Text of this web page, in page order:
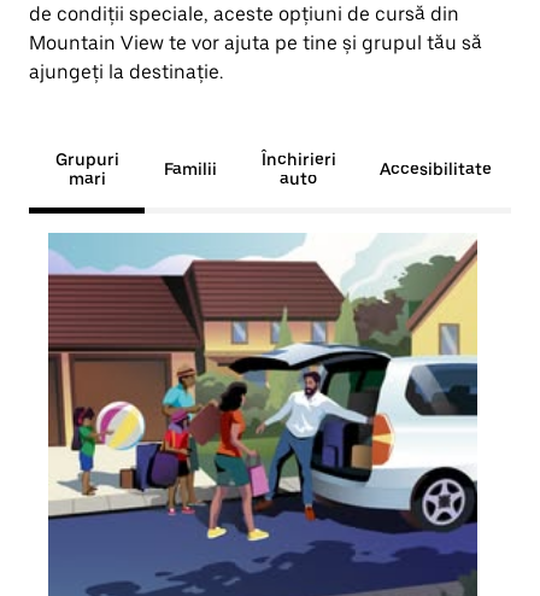
de condiții speciale, aceste opțiuni de cursă din
Mountain View te vor ajuta pe tine și grupul tău să
ajungeți la destinație.
Grupuri
mari
Familii
Închirieri
auto
Accesibilitate